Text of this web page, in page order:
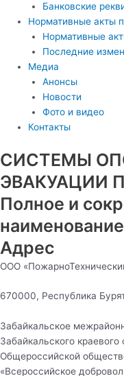
Банковские
Нормативные акты
Нормативные
Последние
Медиа
Анонсы
Новости
Фото и видео
Контакты
СИСТЕМЫ
ЭВАКУАЦИИ
Полное и
наименование
Адрес
ООО
670000, Республика
Забайкальское
Забайкальского краевого
Общероссийской
«Всероссийское